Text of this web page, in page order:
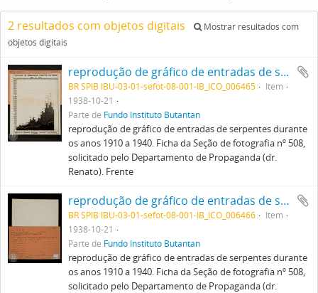
2 resultados com objetos digitais
Mostrar resultados com
objetos digitais
reprodução de gráfico de entradas de serpentes durante os anos 1910 a 1940. Ficha da Seção de fotografia nº 508, solicitado pelo Departamento de Propaganda (dr. Renato). Frente
BR SPIB IBU-03-01-sefot-08-001-IB_ICO_006465
Item
1938-10-21
Parte de Fundo Instituto Butantan
reprodução de gráfico de entradas de serpentes durante
os anos 1910 a 1940. Ficha da Seção de fotografia nº 508,
solicitado pelo Departamento de Propaganda (dr.
Renato). Frente
reprodução de gráfico de entradas de serpentes durante os anos 1910 a 1940. Ficha da Seção de fotografia nº 508, solicitado pelo Departamento de Propaganda (dr. Renato). Verso
BR SPIB IBU-03-01-sefot-08-001-IB_ICO_006466
Item
1938-10-21
Parte de Fundo Instituto Butantan
reprodução de gráfico de entradas de serpentes durante
os anos 1910 a 1940. Ficha da Seção de fotografia nº 508,
solicitado pelo Departamento de Propaganda (dr.